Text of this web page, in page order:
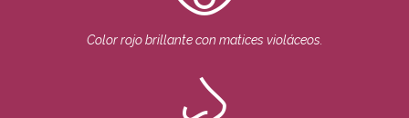
Color rojo brillante con matices violáceos.